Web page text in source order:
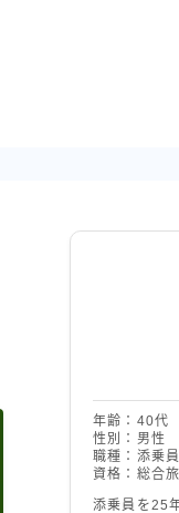
年齢：40代
性別：男性
職種：添乗員
資格：総合
添乗員を25